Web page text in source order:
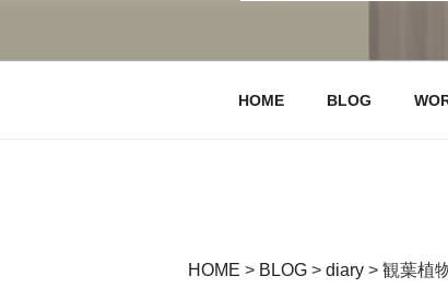
キ
デザイン
HOME BLOG
HOME > BLOG > diary > 観葉植